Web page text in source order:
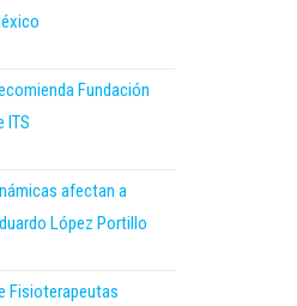
Fundación
ITS
afectan a
López Portillo
Fisioterapeutas